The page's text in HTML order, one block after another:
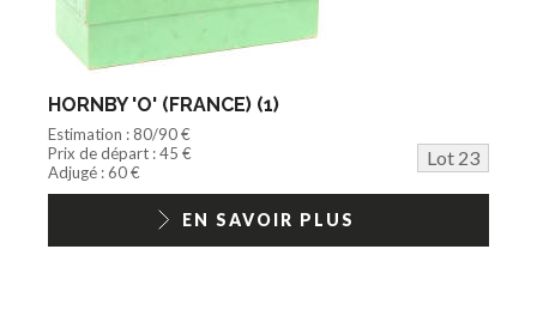
HORNBY 'O' (FRANCE) (1)
Estimation : 80/90 €
Prix de départ : 45 €
Lot 23
Adjugé : 60 €
EN SAVOIR PLUS